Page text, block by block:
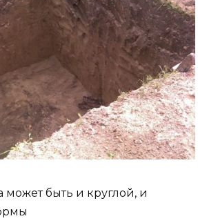
может быть и круглой, и